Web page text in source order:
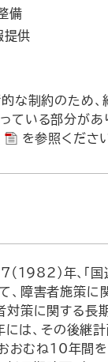
備
提供
的な制約のため
ている部分があ
を参照ください
1982）年､「国
、障害者施策に
対策に関する長
には、その後継
おむね10年間